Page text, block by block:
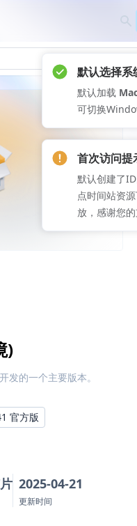
)
发的一个主要版本。
官方版
2025-04-21
更新时间
默认选择系
默认加载
可切换
首次访问提
默认创建了
点时间站资
放，感谢您